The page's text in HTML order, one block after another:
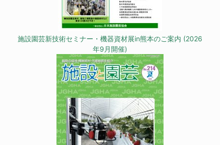
施設園芸新技術セミナー・機器資材展in熊本のご案内 (2026
年9月開催)